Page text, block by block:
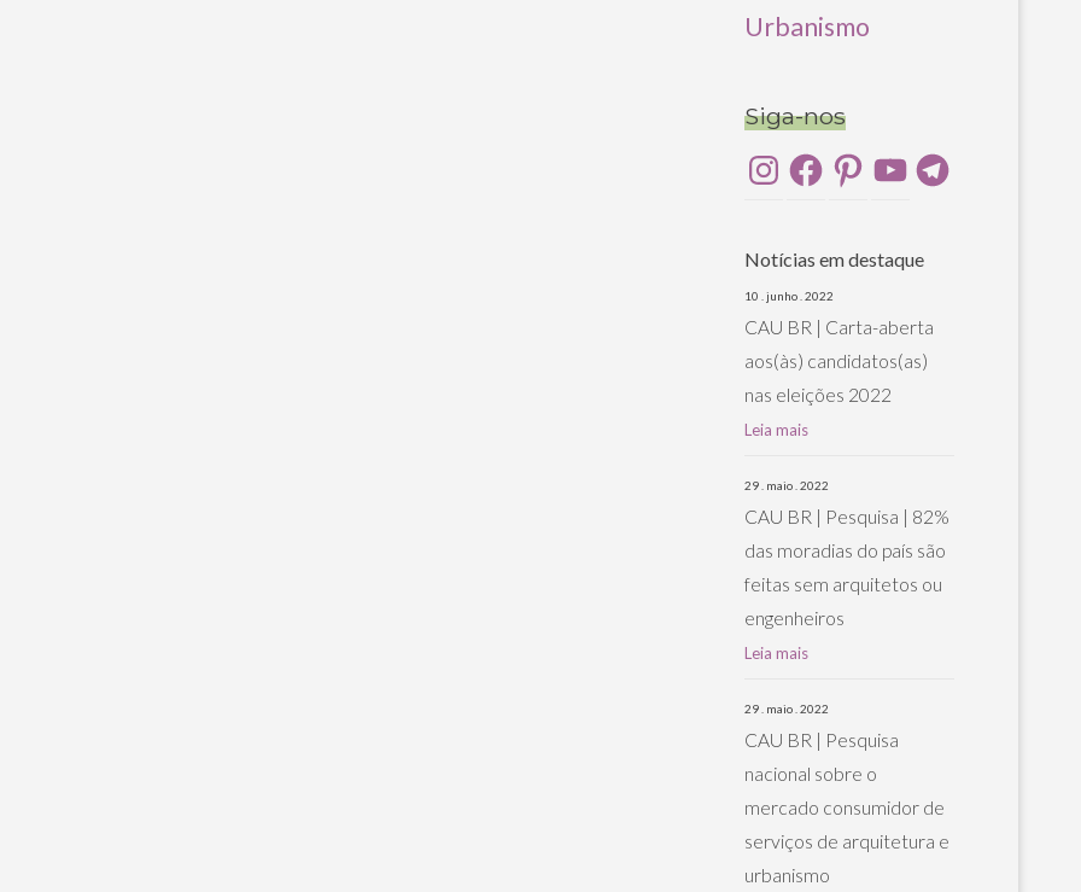
Urbanismo
Siga-nos
InstagramFacebookPinterestYouTubeTelegram
Notícias em destaque
10 . junho . 2022
CAU BR | Carta-aberta
aos(às) candidatos(as)
nas eleições 2022
Leia mais
29 . maio . 2022
CAU BR | Pesquisa | 82%
das moradias do país são
feitas sem arquitetos ou
engenheiros
Leia mais
29 . maio . 2022
CAU BR | Pesquisa
nacional sobre o
mercado consumidor de
serviços de arquitetura e
urbanismo